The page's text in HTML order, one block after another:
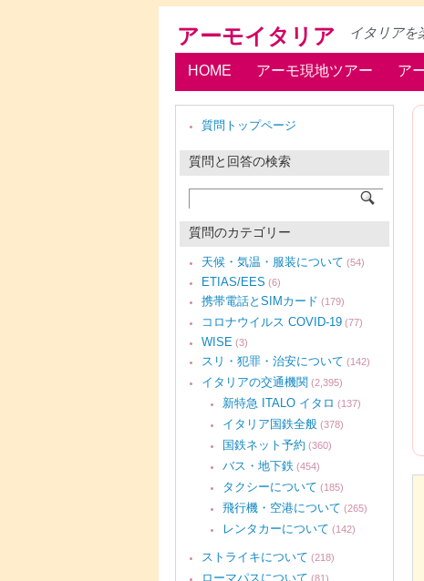
アーモイタリア イタリアを
HOME アーモ現地ツアー ア
質問トップページ
質問と回答の検索
質問のカテゴリー
天候・気温・服装について (54)
ETIAS/EES (6)
携帯電話とSIMカード (179)
コロナウイルス COVID-19 (77)
WISE (3)
スリ・犯罪・治安について (142)
イタリアの交通機関 (2,395)
新特急 ITALO イタロ (137)
イタリア国鉄全般 (378)
国鉄ネット予約 (360)
バス・地下鉄 (454)
タクシーについて (185)
飛行機・空港について (265)
レンタカーについて (142)
ストライキについて (218)
ローマパスについて (81)